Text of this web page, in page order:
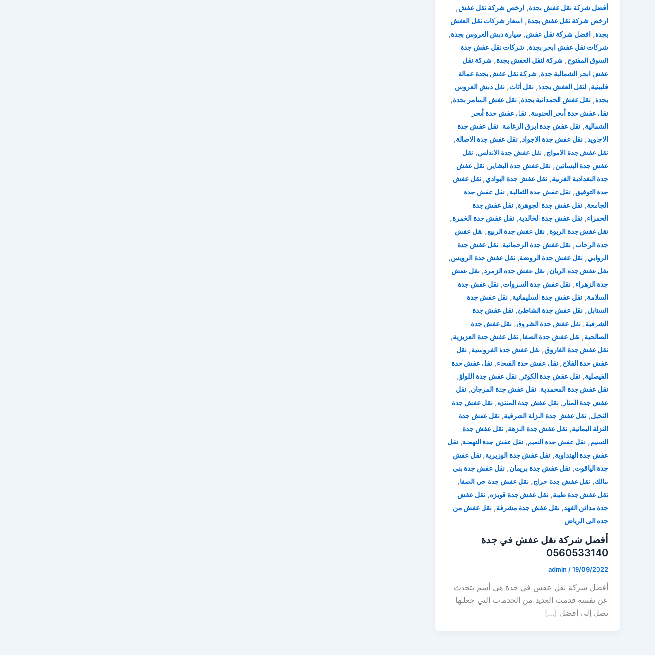
أفضل شركة نقل عفش بجدة, ارخص شركة نقل عفش,
ارخص شركة نقل عفش بجدة, اسعار شركات نقل العفش
بجدة, افضل شركة نقل عفش, سيارة دبش العروس بجدة,
شركات نقل عفش ابحر بجدة, شركات نقل عفش جدة
السوق المفتوح, شركة لنقل العفش بجدة, شركة نقل
عفش ابحر الشمالية جدة, شركة نقل عفش بجدة عمالة
فلبينية, لنقل العفش بجدة, نقل أثاث, نقل دبش العروس
بجدة, نقل عفش الحمدانية بجدة, نقل عفش السامر بجدة,
نقل عفش جدة أبحر الجنوبية, نقل عفش جدة أبحر
الشمالية, نقل عفش جدة ابرق الرغامة, نقل عفش جدة
الاجاويد, نقل عفش جدة الاجواد, نقل عفش جدة الاصالة,
نقل عفش جدة الامواج, نقل عفش جدة الاندلس, نقل
عفش جدة البساتين, نقل عفش جدة البشاير , نقل عفش
جدة البغدادية الغربية, نقل عفش جدة البوادي, نقل عفش
جدة التوفيق, نقل عفش جدة الثعالبة, نقل عفش جدة
الجامعة, نقل عفش جدة الجوهرة, نقل عفش جدة
الحمراء, نقل عفش جدة الخالدية, نقل عفش جدة الخمرة,
نقل عفش جدة الربوة, نقل عفش جدة الربيع, نقل عفش
جدة الرحاب, نقل عفش جدة الرحمانية, نقل عفش جدة
الروابي, نقل عفش جدة الروضة, نقل عفش جدة الرويس,
نقل عفش جدة الريان, نقل عفش جدة الزمرد, نقل عفش
جدة الزهراء, نقل عفش جدة السروات, نقل عفش جدة
السلامة, نقل عفش جدة السليمانية, نقل عفش جدة
السنابل, نقل عفش جدة الشاطئ, نقل عفش جدة
الشرفية, نقل عفش جدة الشروق, نقل عفش جدة
الصالحية, نقل عفش جدة الصفا, نقل عفش جدة العزيزية,
نقل عفش جدة الفاروق, نقل عفش جدة الفروسية, نقل
عفش جدة الفلاح, نقل عفش جدة الفيحاء, نقل عفش جدة
الفيصلية, نقل عفش جدة الكوثر , نقل عفش جدة اللولؤ,
نقل عفش جدة المحمدية, نقل عفش جدة المرجان, نقل
عفش جدة المنار , نقل عفش جدة المنتزه, نقل عفش جدة
النخيل, نقل عفش جدة النزلة الشرقية, نقل عفش جدة
النزلة اليمانية, نقل عفش جدة النزهة, نقل عفش جدة
النسيم, نقل عفش جدة النعيم, نقل عفش جدة النهضة, نقل
عفش جدة الهنداوية, نقل عفش جدة الوزيرية, نقل عفش
جدة الياقوت, نقل عفش جدة بريمان, نقل عفش جدة بني
مالك, نقل عفش جدة حراج, نقل عفش جدة حي الصفا,
نقل عفش جدة طيبة, نقل عفش جدة قويزه, نقل عفش
جدة مدائن الفهد, نقل عفش جدة مشرفة, نقل عفش من
جدة الى الرياض
أفضل شركة نقل عفش في جدة
0560533140
admin /19/09/2022
أفضل شركة نقل عفش في جدة هي أسم يتحدث
عن نفسه قدمت العديد من الخدمات التي جعلتها
تصل إلى أفضل […]